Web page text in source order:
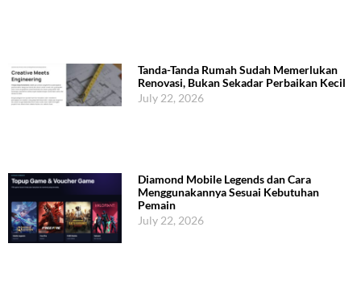
Tanda-Tanda Rumah Sudah Memerlukan
Renovasi, Bukan Sekadar Perbaikan Kecil
July 22, 2026
Diamond Mobile Legends dan Cara
Menggunakannya Sesuai Kebutuhan
Pemain
July 22, 2026